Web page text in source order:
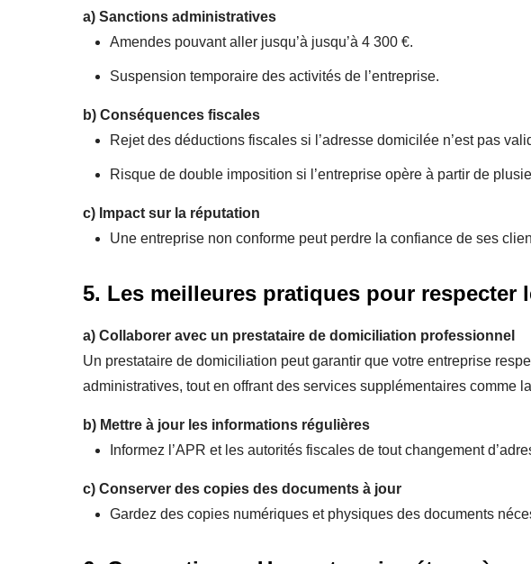
a) Sanctions administratives
Amendes pouvant aller jusqu’à jusqu’à 4 300 €.
Suspension temporaire des activités de l’entreprise.
b) Conséquences fiscales
Rejet des déductions fiscales si l’adresse domicilée n’est pas
Risque de double imposition si l’entreprise opère à partir de
c) Impact sur la réputation
Une entreprise non conforme peut perdre la confiance de ses
5. Les meilleures pratiques pour respecter
a) Collaborer avec un prestataire de domiciliation professionnel
Un prestataire de domiciliation peut garantir que votre entreprise
administratives, tout en offrant des services supplémentaires comme
b) Mettre à jour les informations régulières
Informez l’APR et les autorités fiscales de tout changement
c) Conserver des copies des documents à jour
Gardez des copies numériques et physiques des documents